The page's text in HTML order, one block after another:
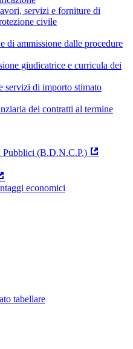
servizi e forniture di
civile
di ammissione dalle procedure
giudicatrice e curricula dei
servizi di importo stimato
dei contratti al termine
Pubblici (B.D.N.C.P.)
economici
tabellare